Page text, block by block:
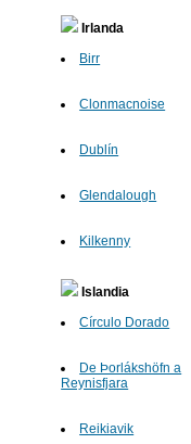
Irlanda
Birr
Clonmacnoise
Dublín
Glendalough
Kilkenny
Islandia
Círculo Dorado
De Þorlákshöfn a
Reynisfjara
Reikiavik